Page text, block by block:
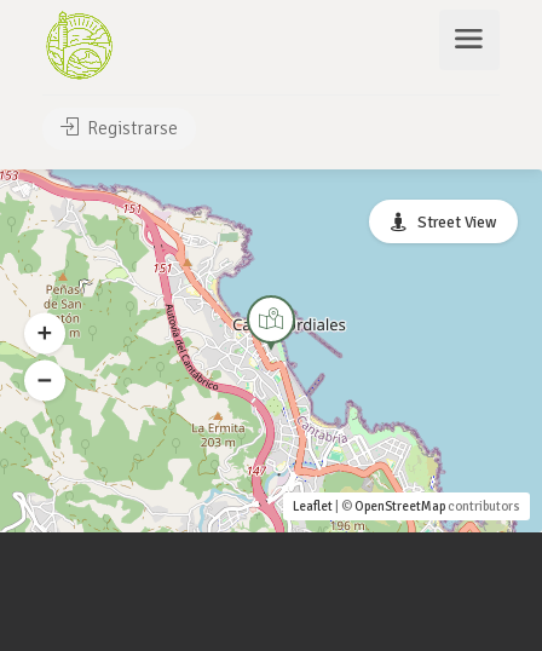
Registrarse
Leaflet | ©OpenStreetMap contributors
Street View